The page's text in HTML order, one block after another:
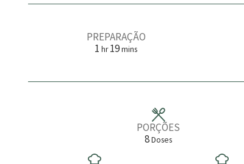
PREPARAÇÃO
1h
a
hr 19m
u
mins
PORÇÕES
8Doses